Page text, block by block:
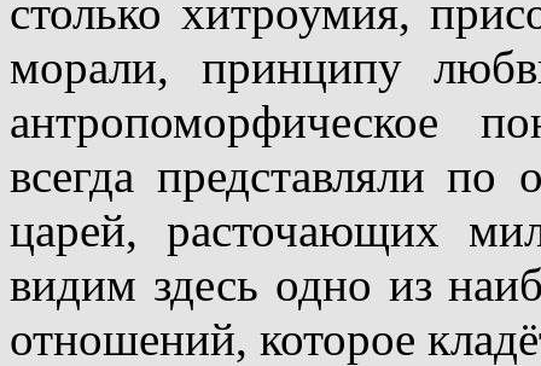
столько хитроумия,
морали, принципу
антропоморфическое
всегда представляли
царей, расточающих
видим здесь одно из
отношений, которое